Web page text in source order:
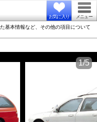
お気に入り メニュー
基本情報など、その他の項目について
1/5